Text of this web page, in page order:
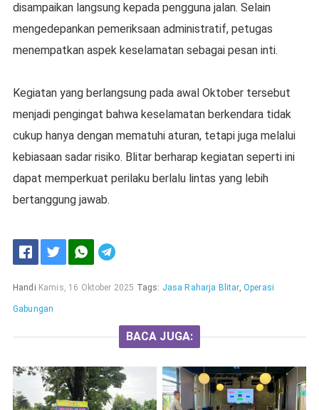
disampaikan langsung kepada pengguna jalan. Selain
mengedepankan pemeriksaan administratif, petugas
menempatkan aspek keselamatan sebagai pesan inti.
Kegiatan yang berlangsung pada awal Oktober tersebut
menjadi pengingat bahwa keselamatan berkendara tidak
cukup hanya dengan mematuhi aturan, tetapi juga melalui
kebiasaan sadar risiko. Blitar berharap kegiatan seperti ini
dapat memperkuat perilaku berlalu lintas yang lebih
bertanggung jawab.
Handi Kamis, 16 Oktober 2025 Tags: Jasa Raharja Blitar, Operasi
Gabungan
BACA JUGA: